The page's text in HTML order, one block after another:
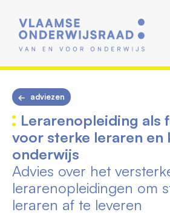
adviezen
Lerarenopleiding als
voor sterke leraren en
onderwijs
Advies over het
lerarenopleidingen om
leraren af te leveren